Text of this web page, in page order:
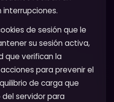
interrupciones.
de sesión que le
su sesión activa,
que verifican la
para prevenir el
de carga que
servidor para